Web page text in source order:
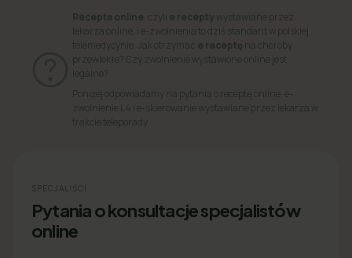
Recepta online , czyli e recepty wystawiane przez
lekarza online, i e-zwolnienia to dziś standard w polskiej
telemedycynie. Jak otrzymać e receptę na choroby
przewlekłe? Czy zwolnienie wystawione online jest
legalne?
Poniżej odpowiadamy na pytania o receptę online, e-
zwolnienie L4 i e-skierowanie wystawiane przez lekarza w
trakcie teleporady.
SPECJALIŚCI
Pytania o konsultacje specjalistów
online